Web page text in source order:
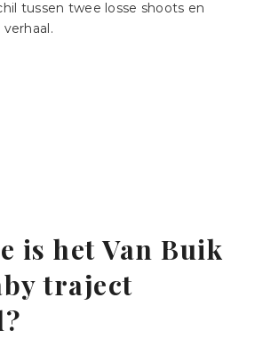
tussen twee losse shoots en
is het Van Buik
traject